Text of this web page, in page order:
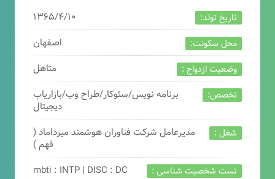
تاریخ تولد: ۱۳۶۵/۴/۱۰
محل سکونت: اصفهان
وضعیت ازدواج : متاهل
تخصص:
برنامه نویس/سئوکار/طراح وب/بازاریاب
دیجیتال
شغل :
مدیرعامل شرکت فناوران هوشمند میرداماد (
فهم )
تست شخصیت شناسی : mbti : INTP | DISC : DC